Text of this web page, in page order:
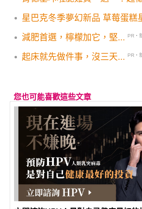
星巴克冬季夢幻新品 草莓蛋糕
減肥首選，檸檬加它，堅...
PR・
起床就先做件事，沒三天... PR・
您也可能喜歡這些文章